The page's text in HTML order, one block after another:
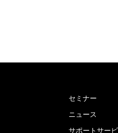
セミナー
ニュース
サポートサー